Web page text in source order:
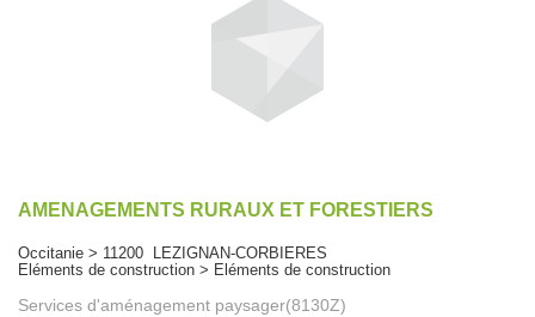
AMENAGEMENTS RURAUX ET FORESTIERS
Occitanie > 11200 LEZIGNAN-CORBIERES
Eléments de construction > Eléments de construction
Services d'aménagement paysager(8130Z)